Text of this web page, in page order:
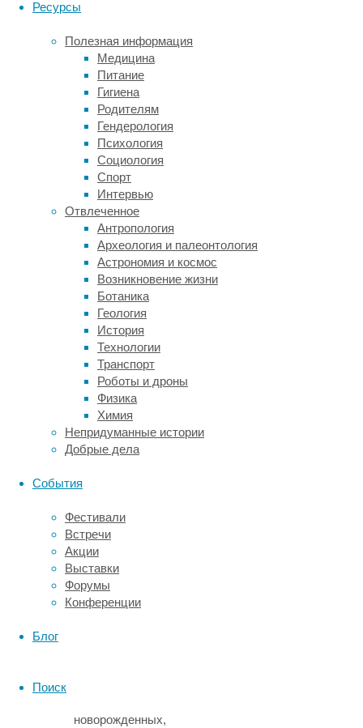
Ресурсы
Полезная информация
Медицина
Питание
Гигиена
Родителям
Гендерология
Психология
Социология
Спорт
Интервью
Отвлеченное
Антропология
Археология и палеонтология
Астрономия и космос
Возникновение жизни
Ботаника
Геология
История
Технологии
Транспорт
Роботы и дроны
Физика
Химия
Непридуманные истории
Добрые дела
События
Фестивали
Встречи
Акции
Выставки
Форумы
Конференции
Блог
Поиск
культуры,
этого
соединения
там
выросло
8,5
раза.
Недавно
группа
экономистов
из
Университета
Орегона
(США)
использовала
иной
подход:
они
сравнили
округа
США,
где
глифосат
активно
в
местности,
с
теми,
где
такого
не
новорожденных,